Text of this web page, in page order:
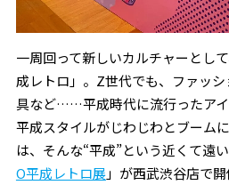
一周回って新しいカルチャーとし
成レトロ」。Z世代でも、ファッ
具など……平成時代に流行ったア
平成スタイルがじわじわとブーム
は、そんな“平成”という近くて遠
O平成レトロ展」が西武渋谷店で